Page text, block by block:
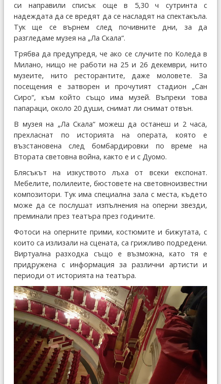
си направили списък още в 5,30 ч сутринта с
надеждата да се вредят да се насладят на спектакъла.
Тук ще се върнем след почивните дни, за да
разгледаме музея на „Ла Скала“.
Трябва да предупредя, че ако се случите по Коледа в
Милано, нищо не работи на 25 и 26 декември, нито
музеите, нито ресторантите, даже моловете. За
посещения е затворен и прочутият стадион „Сан
Сиро“, към който също има музей. Въпреки това
папараци, около 20 души, снимат ли снимат отвън.
В музея на „Ла Скала“ можеш да останеш и 2 часа,
прехласнат по историята на операта, която е
възстановена след бомбардировки по време на
Втората световна война, както е и с Дуомо.
Блясъкът на изкуството лъха от всеки експонат.
Мебелите, полилеите, бюстовете на световноизвестни
композитори. Тук има специална зала с места, където
може да се послушат изпълнения на оперни звезди,
преминали през театъра през годините.
Фотоси на оперните прими, костюмите и бижутата, с
които са излизали на сцената, са грижливо подредени.
Виртуална разходка също е възможна, като тя е
придружена с информация за различни артисти и
периоди от историята на театъра.